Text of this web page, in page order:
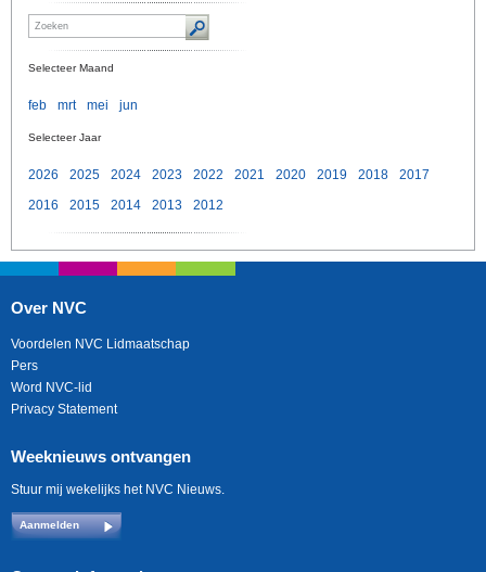
Selecteer Maand
feb mrt mei jun
Selecteer Jaar
2026 2025 2024 2023 2022 2021 2020 2019 2018
2017
2016
2015 2014 2013 2012
Over NVC
Voordelen NVC Lidmaatschap
Pers
Word NVC-lid
Privacy Statement
Weeknieuws ontvangen
Stuur mij wekelijks het NVC Nieuws.
Aanmelden